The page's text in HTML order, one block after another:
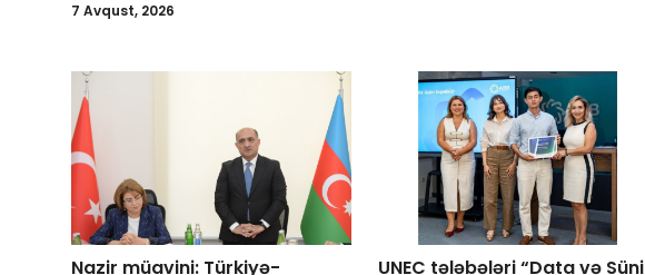
7 Avqust, 2026
Nazir müavini: Türkiyə- UNEC tələbələri “Data və Süni